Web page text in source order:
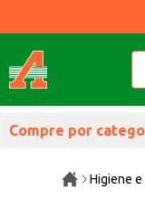
Compre por
Higiene